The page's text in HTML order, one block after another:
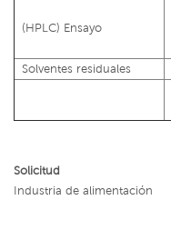
(HPLC) Ensayo
Solventes residuales
Solicitud
Industria de alimentación